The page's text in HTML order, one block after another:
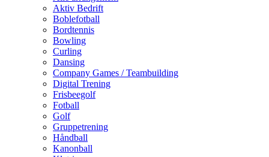
Aktiv Bedrift
Boblefotball
Bordtennis
Bowling
Curling
Dansing
Company Games / Teambuilding
Digital Trening
Frisbeegolf
Fotball
Golf
Gruppetrening
Håndball
Kanonball